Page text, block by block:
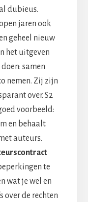
dubieus.
jaren ook
geheel nieuw
het uitgeven
samen
nemen. Zij zijn
over. S2
voorbeeld:
en behaalt
auteurs.
te
wat je wel en
over de rechten